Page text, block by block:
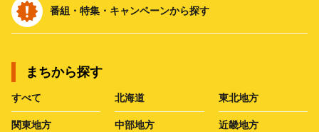
番組・特集・キャンペーンから探す
まちから探す
すべて 北海道 東北地方
関東地方 中部地方 近畿地方